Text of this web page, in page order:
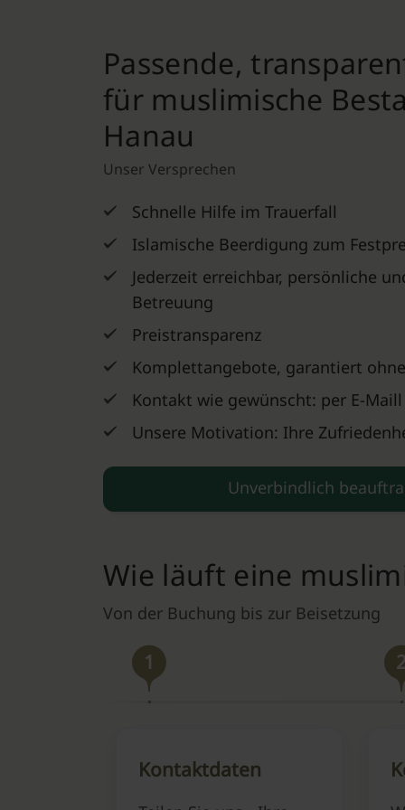
Passende,
für muslimische
Hanau
Unser Versprechen
Schnelle Hilfe im Trauerfall
Islamische Beerdigung zum
Jederzeit erreichbar, persönliche
Betreuung
Preistransparenz
Komplettangebote, garantiert
Kontakt wie gewünscht: per E-
Unsere Motivation: Ihre
Unverbindlich
Wie läuft eine
Von der Buchung bis zur Beisetzung
1
Kontaktdaten